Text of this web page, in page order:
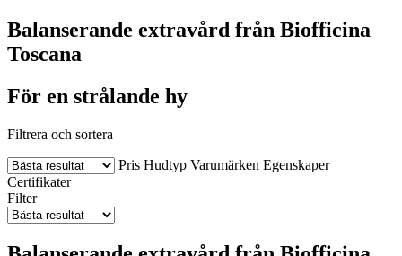
Balanserande extravård från Biofficina
Toscana
För en strålande hy
Filtrera och sortera
Pris Hudtyp Varumärken Egenskaper
Certifikater
Filter